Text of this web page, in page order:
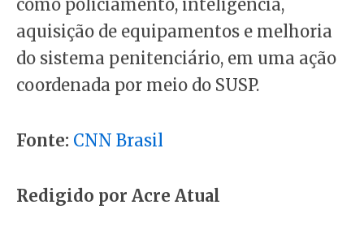
como policiamento, inteligência,
aquisição de equipamentos e melhoria
do sistema penitenciário, em uma ação
coordenada por meio do SUSP.
Fonte: CNN Brasil
Redigido por Acre Atual